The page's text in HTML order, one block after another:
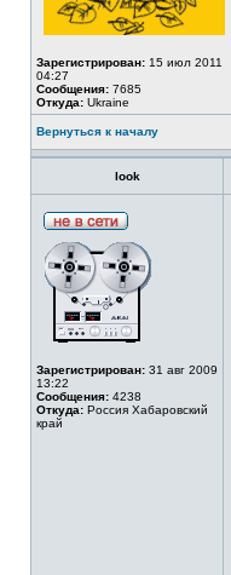
Зарегистрирован: 15 июл 2011
04:27
Сообщения: 7685
Откуда: Ukraine
Вернуться к началу
look
Зарегистрирован: 31 авг 2009
13:22
Сообщения: 4238
Откуда: Россия Хабаровский
край